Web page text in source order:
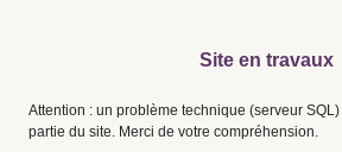
Site en travaux
Attention : un problème technique (serveur
partie du site. Merci de votre compréhension.